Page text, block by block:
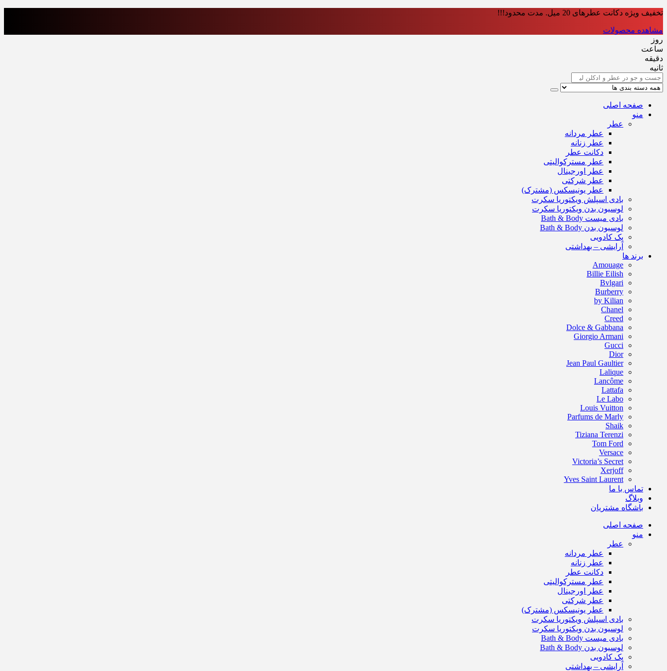
تخفیف ویژه دکانت عطرهای 20 میل. مدت محدود!!!
مشاهده محصولات
روز
ساعت‌
دقیقه
ثانیه
صفحه اصلی
منو
عطر
عطر مردانه
عطر زنانه
دکانت عطر
عطر مسترکوالیتی
عطر اورجینال
عطر شرکتی
عطر یونیسکس (مشترک)
بادی اسپلش ویکتوریا سکرت
لوسیون بدن ویکتوریا سکرت
بادی میست Bath & Body
لوسیون بدن Bath & Body
پک کادویی
آرایشی – بهداشتی
برند ها
Amouage
Billie Eilish
Bvlgari
Burberry
by Kilian
Chanel
Creed
Dolce & Gabbana
Giorgio Armani
Gucci
Dior
Jean Paul Gaultier
Lalique
Lancôme
Lattafa
Le Labo
Louis Vuitton
Parfums de Marly
Shaik
Tiziana Terenzi
Tom Ford
Versace
Victoria’s Secret
Xerjoff
Yves Saint Laurent
تماس با ما
وبلاگ
باشگاه مشتریان
صفحه اصلی
منو
عطر
عطر مردانه
عطر زنانه
دکانت عطر
عطر مسترکوالیتی
عطر اورجینال
عطر شرکتی
عطر یونیسکس (مشترک)
بادی اسپلش ویکتوریا سکرت
لوسیون بدن ویکتوریا سکرت
بادی میست Bath & Body
لوسیون بدن Bath & Body
پک کادویی
آرایشی – بهداشتی